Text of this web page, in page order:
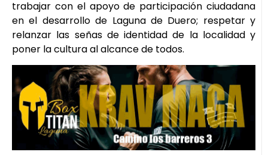
trabajar con el apoyo de participación ciudadana
en el desarrollo de Laguna de Duero; respetar y
relanzar las señas de identidad de la localidad y
poner la cultura al alcance de todos.